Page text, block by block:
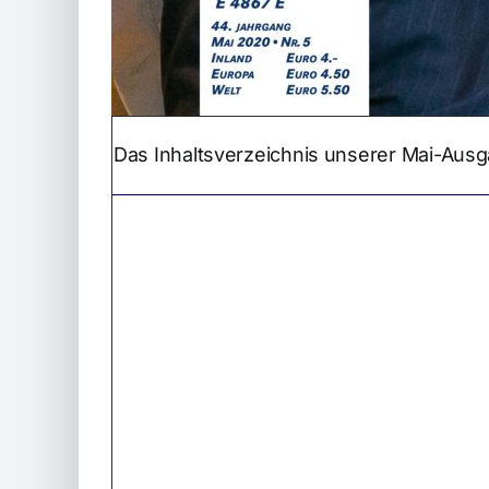
Das Inhaltsverzeichnis unserer Mai-